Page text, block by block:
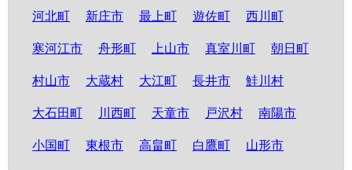
河北町 新庄市 最上町 遊佐町 西川町
寒河江市 舟形町 上山市 真室川町 朝日町
村山市 大蔵村 大江町 長井市 鮭川村
大石田町 川西町 天童市 戸沢村 南陽市
小国町 東根市 高畠町 白鷹町 山形市